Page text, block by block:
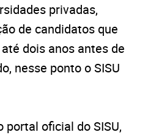
privadas,
de candidatos que
dois anos antes de
nesse ponto o SISU
portal oficial do SISU,